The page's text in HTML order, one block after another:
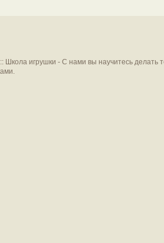
игрушки - С нами вы научитесь делать